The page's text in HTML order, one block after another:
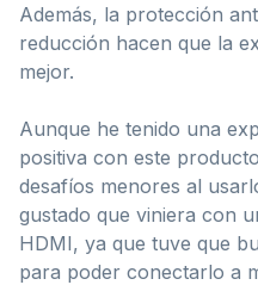
Además, la protección
reducción hacen que la
mejor.
Aunque he tenido una
positiva con este
desafíos menores al
gustado que viniera con
HDMI, ya que tuve que
para poder conectarlo a